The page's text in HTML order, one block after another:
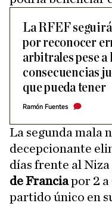
La RFEF
por reconocer
arbitrales pese a
consecuencias
que pueda tener
Ramón Fuentes
La segunda mala
decepcionante
días frente al Niza
de Franciapor 2 a
partido único en